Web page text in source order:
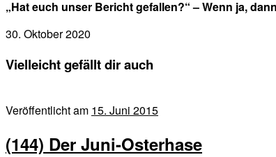
„Hat euch unser Bericht gefallen?“ – Wenn ja,
30. Oktober 2020
Vielleicht gefällt dir auch
Veröffentlicht am 15. Juni 2015
(144) Der Juni-Osterhase